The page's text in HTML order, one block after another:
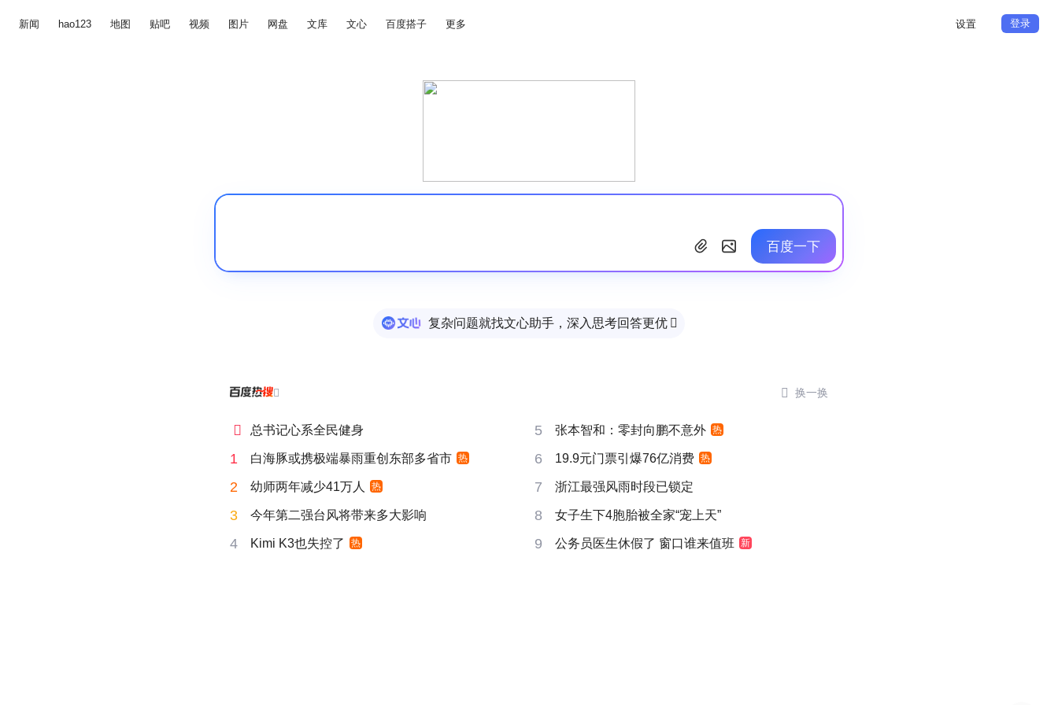
新闻 hao123 地图 贴吧 视频 图片 网盘 文库 文心 百度搭子 更多 设置 登录
百度一下
复杂问题就找文心助手，深入思考回答更优 
  换一换
 总书记心系全民健身 5 张本智和：零封向鹏不意外 热
1 白海豚或携极端暴雨重创东部多省市 热 6 19.9元门票引爆76亿消费 热
2 幼师两年减少41万人 热 7 浙江最强风雨时段已锁定
3 今年第二强台风将带来多大影响 8 女子生下4胞胎被全家“宠上天”
4 Kimi K3也失控了 热 9 公务员医生休假了 窗口谁来值班 新